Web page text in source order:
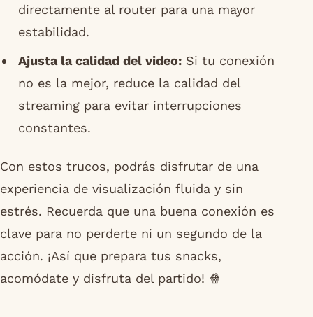
directamente al router para una mayor
estabilidad.
Ajusta la calidad del video:Si tu conexión
no es la mejor, reduce la calidad del
streaming para evitar interrupciones
constantes.
Con estos trucos, podrás disfrutar de una
experiencia de visualización fluida y sin
estrés. Recuerda que una buena conexión es
clave para no perderte ni un segundo de la
acción. ¡Así que prepara tus snacks,
acomódate y disfruta del partido! 🍿